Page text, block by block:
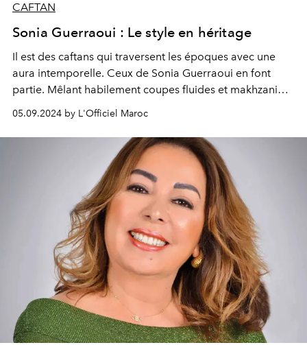
CAFTAN
Sonia Guerraoui : Le style en héritage
Il est des caftans qui traversent les époques avec une
aura intemporelle. Ceux de Sonia Guerraoui en font
partie. Mêlant habilement coupes fluides et makhzani
remis au goût du jour, ses créations incarnent
le désir de perpétuer sans le dénaturer un héritage
traditionnel en l’adaptant aux tendances et aux
exigences de la mode moderne. Une collection tirée de
l'Intégrale Caftan.
05.09.2024 by L'Officiel Maroc